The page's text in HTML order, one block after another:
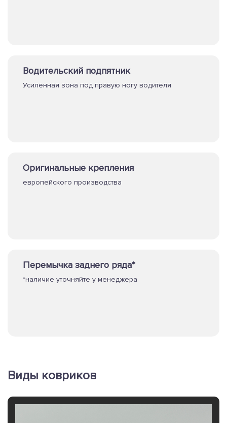
Водительский подпятник
Усиленная зона под правую ногу водителя
Оригинальные крепления
европейского производства
Перемычка заднего ряда*
*наличие уточняйте у менеджера
Виды ковриков